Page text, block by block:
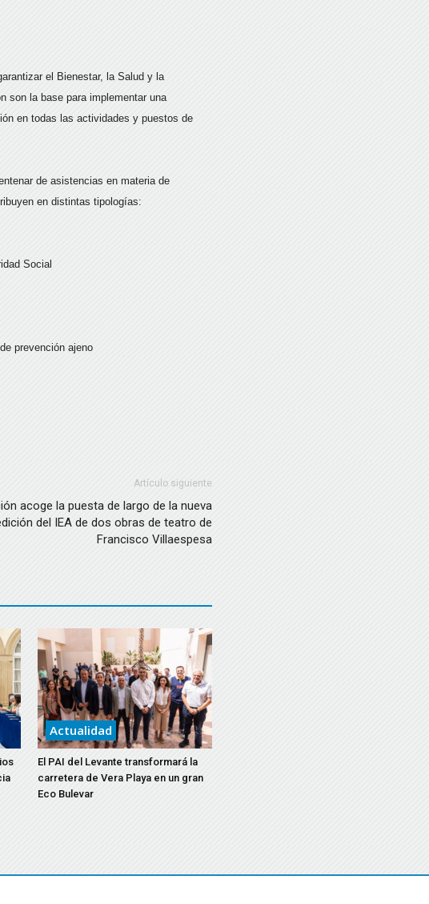
el Bienestar, la Salud y la
son la base para implementar una
en todas las actividades y puestos de
de asistencias en materia de
en distintas tipologías:
Social
prevención ajeno
Artículo siguiente
acoge la puesta de largo de la nueva
del IEA de dos obras de teatro de
Francisco Villaespesa
Actualidad
El PAI del Levante transformará la
carretera de Vera Playa en un gran
Eco Bulevar